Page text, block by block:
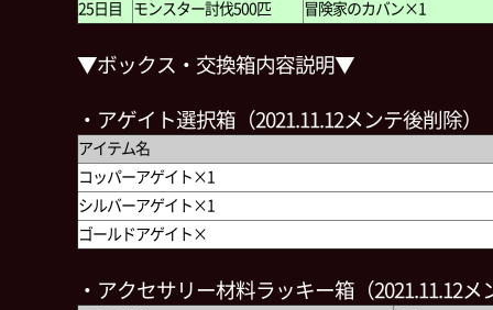
25日目
モンスター討伐500匹 冒険家のカバン×1
▼ボックス・交換箱内容説明▼
・アゲイト選択箱（2021.11.12メンテ後削除）
アイテム名
コッパーアゲイト×1
シルバーアゲイト×1
ゴールドアゲイト×
・アクセサリー材料ラッキー箱（2021.11.12メ